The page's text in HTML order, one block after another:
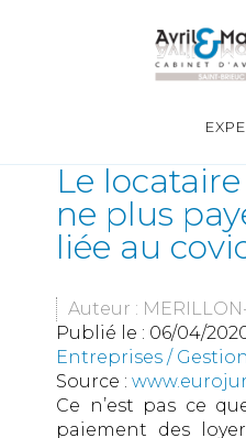
Le
ne plus
liée au
Auteur :
Publié le : 06/04/
Entreprises /
Source :
Ce n’est pas ce
paiement des